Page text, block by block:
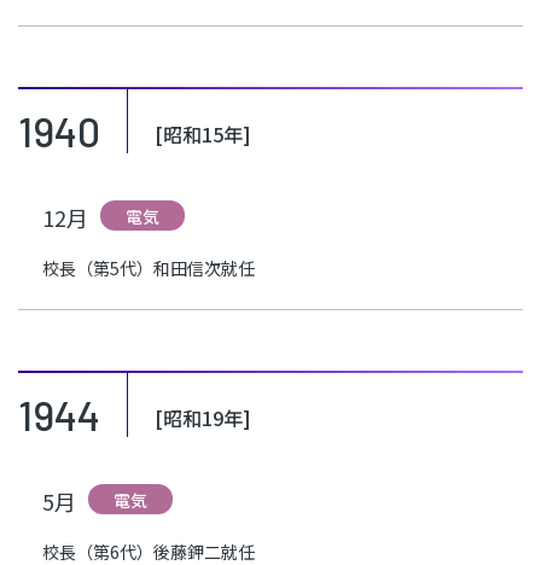
1940 [昭和15年]
12月 電気
校長（第5代）和田信次就任
1944 [昭和19年]
5月 電気
校長（第6代）後藤鉀二就任